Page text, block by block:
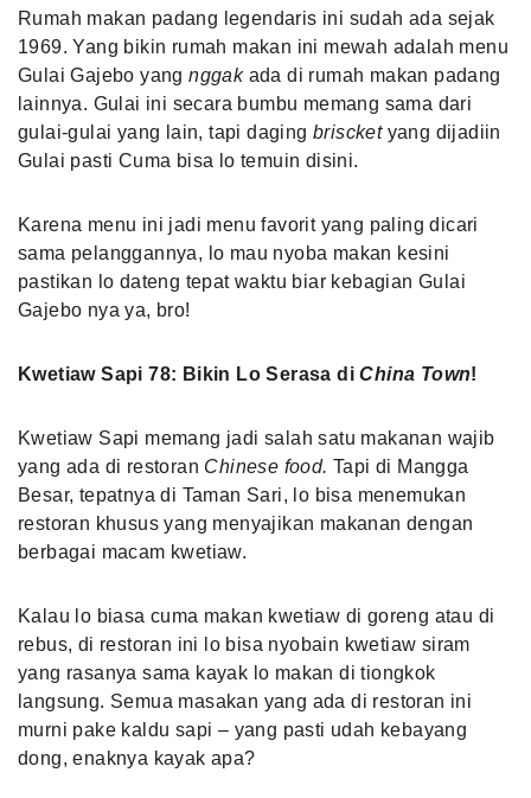
Rumah makan padang legendaris ini sudah ada sejak
1969. Yang bikin rumah makan ini mewah adalah menu
Gulai Gajebo yangnggak ada di rumah makan padang
lainnya. Gulai ini secara bumbu memang sama dari
gulai-gulai yang lain, tapi daging briscket yang dijadiin
Gulai pasti Cuma bisa lo temuin disini.
Karena menu ini jadi menu favorit yang paling dicari
sama pelanggannya, lo mau nyoba makan kesini
pastikan lo dateng tepat waktu biar kebagian Gulai
Gajebo nya ya, bro!
Kwetiaw Sapi 78: Bikin Lo Serasa diChina Town!
Kwetiaw Sapi memang jadi salah satu makanan wajib
yang ada di restoran Chinese food. Tapi di Mangga
Besar, tepatnya di Taman Sari, lo bisa menemukan
restoran khusus yang menyajikan makanan dengan
berbagai macam kwetiaw.
Kalau lo biasa cuma makan kwetiaw di goreng atau di
rebus, di restoran ini lo bisa nyobain kwetiaw siram
yang rasanya sama kayak lo makan di tiongkok
langsung. Semua masakan yang ada di restoran ini
murni pake kaldu sapi – yang pasti udah kebayang
dong, enaknya kayak apa?